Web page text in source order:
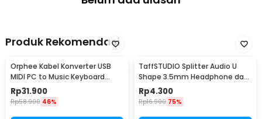
Produk Rekomendasi
Orphee Kabel Konverter USB
MIDI PC to Music Keyboard
Adapter Cable 2M - AY03
Rp31.900
Rp58.900 46%
TaffSTUDIO Splitter Audio U
Shape 3.5mm Headphone dan
Mic Combo Jack - K0650
Rp4.300
Rp16.900 75%